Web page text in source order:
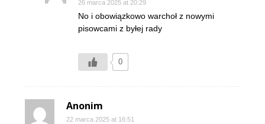
26 marca 2025 at 20:29
No i obowiązkowo warchoł z nowymi
pisowcami z byłej rady
0
Anonim
22 marca 2025 at 16:51